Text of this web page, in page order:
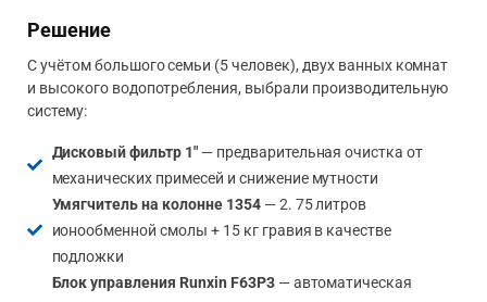
Решение
С учётом большого семьи (5 человек), двух ванных комнат
и высокого водопотребления, выбрали производительную
систему:
Дисковый фильтр 1"— предварительная очистка от
механических примесей и снижение мутности
Умягчитель на колонне 1354— 2. 75 литров
ионообменной смолы + 15 кг гравия в качестве
подложки
Блок управления Runxin F63P3— автоматическая